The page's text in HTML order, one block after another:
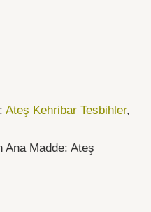
Ateş Kehribar Tesbihler,
Ana Madde: Ateş